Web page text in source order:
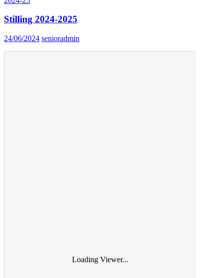
Stilling 2024-2025
24/06/2024 senioradmin
Loading Viewer...